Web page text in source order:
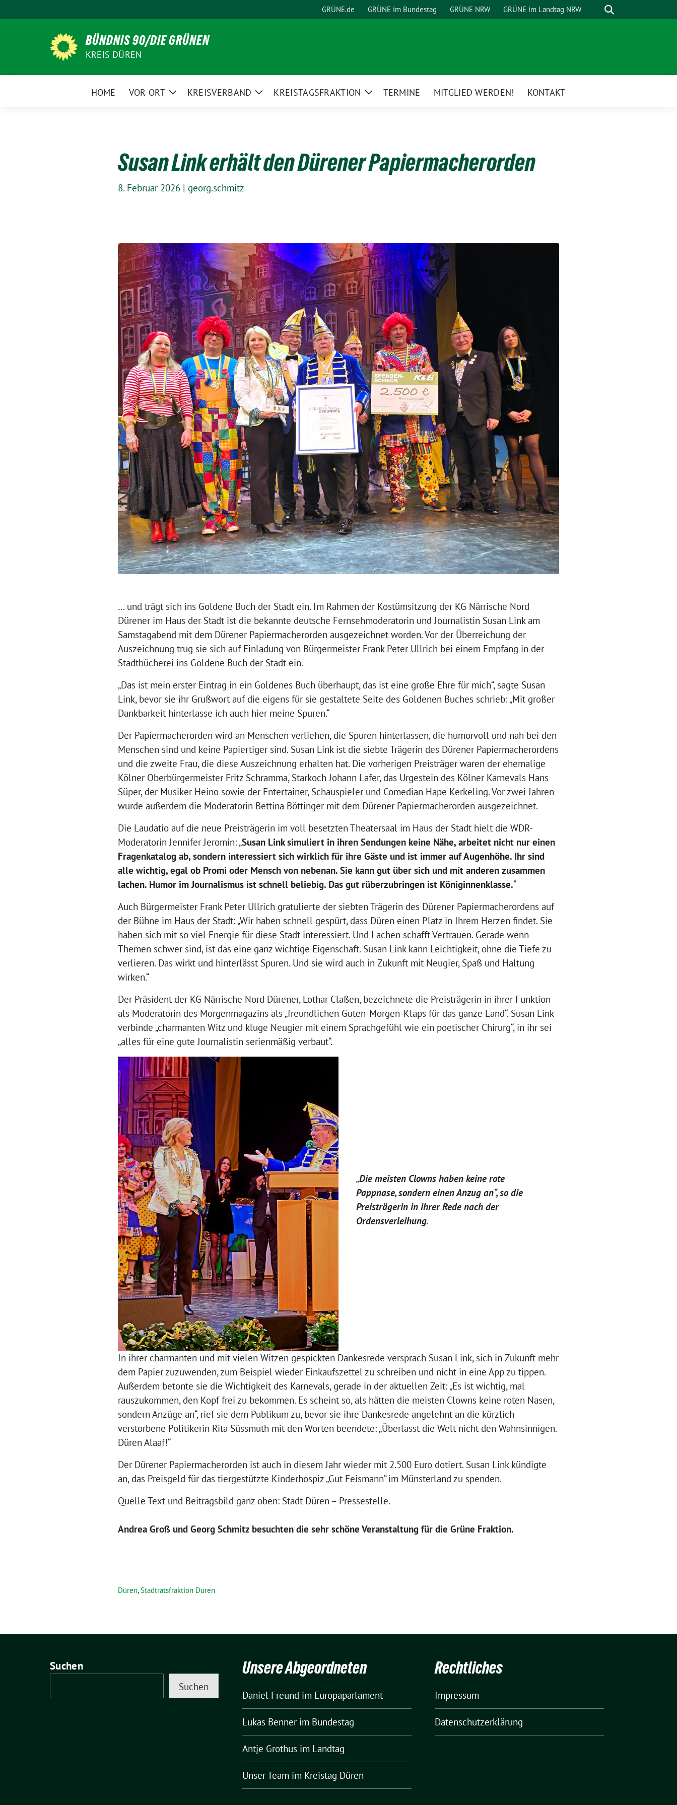
zum
GRÜNE.de GRÜNE im Bundestag GRÜNE NRW GRÜNE im Landtag NRW Suche
BÜNDNIS 90/DIE GRÜNEN
KREIS DÜREN
HOME VOR ORT
ZeigeKREISVERBAND
ZeigeKREISTAGSFRAKTION
ZeigeTERMINE MITGLIED WERDEN! KONTAKT
Susan Link erhält den Dürener Papiermacherorden
8. Februar 2026 | georg.schmitz
… und trägt sich ins Goldene Buch der Stadt ein. Im Rahmen der Kostümsitzung der KG Närrische Nord
Dürener im Haus der Stadt ist die bekannte deutsche Fernsehmoderatorin und Journalistin Susan Link am
Samstagabend mit dem Dürener Papiermacherorden ausgezeichnet worden. Vor der Überreichung der
Auszeichnung trug sie sich auf Einladung von Bürgermeister Frank Peter Ullrich bei einem Empfang in der
Stadtbücherei ins Goldene Buch der Stadt ein.
„Das ist mein erster Eintrag in ein Goldenes Buch überhaupt, das ist eine große Ehre für mich“, sagte Susan
Link, bevor sie ihr Grußwort auf die eigens für sie gestaltete Seite des Goldenen Buches schrieb: „Mit großer
Dankbarkeit hinterlasse ich auch hier meine Spuren.“
Der Papiermacherorden wird an Menschen verliehen, die Spuren hinterlassen, die humorvoll und nah bei den
Menschen sind und keine Papiertiger sind. Susan Link ist die siebte Trägerin des Dürener Papiermacherordens
und die zweite Frau, die diese Auszeichnung erhalten hat. Die vorherigen Preisträger waren der ehemalige
Kölner Oberbürgermeister Fritz Schramma, Starkoch Johann Lafer, das Urgestein des Kölner Karnevals Hans
Süper, der Musiker Heino sowie der Entertainer, Schauspieler und Comedian Hape Kerkeling. Vor zwei Jahren
wurde außerdem die Moderatorin Bettina Böttinger mit dem Dürener Papiermacherorden ausgezeichnet.
Die Laudatio auf die neue Preisträgerin im voll besetzten Theatersaal im Haus der Stadt hielt die WDR-
Moderatorin Jennifer Jeromin: „Susan Link simuliert in ihren Sendungen keine Nähe, arbeitet nicht nur einen
Fragenkatalog ab, sondern interessiert sich wirklich für ihre Gäste und ist immer auf Augenhöhe. Ihr sind
alle wichtig, egal ob Promi oder Mensch von nebenan. Sie kann gut über sich und mit anderen zusammen
lachen. Humor im Journalismus ist schnell beliebig. Das gut rüberzubringen ist Königinnenklasse.“
Auch Bürgermeister Frank Peter Ullrich gratulierte der siebten Trägerin des Dürener Papiermacherordens auf
der Bühne im Haus der Stadt: „Wir haben schnell gespürt, dass Düren einen Platz in Ihrem Herzen findet. Sie
haben sich mit so viel Energie für diese Stadt interessiert. Und Lachen schafft Vertrauen. Gerade wenn
Themen schwer sind, ist das eine ganz wichtige Eigenschaft. Susan Link kann Leichtigkeit, ohne die Tiefe zu
verlieren. Das wirkt und hinterlässt Spuren. Und sie wird auch in Zukunft mit Neugier, Spaß und Haltung
wirken.“
Der Präsident der KG Närrische Nord Dürener, Lothar Claßen, bezeichnete die Preisträgerin in ihrer Funktion
als Moderatorin des Morgenmagazins als „freundlichen Guten-Morgen-Klaps für das ganze Land“. Susan Link
verbinde „charmanten Witz und kluge Neugier mit einem Sprachgefühl wie ein poetischer Chirurg“, in ihr sei
„alles für eine gute Journalistin serienmäßig verbaut“.
„Die meisten Clowns haben keine rote
Pappnase, sondern einen Anzug an“, so die
Preisträgerin in ihrer Rede nach der
Ordensverleihung.
In ihrer charmanten und mit vielen Witzen gespickten Dankesrede versprach Susan Link, sich in Zukunft mehr
dem Papier zuzuwenden, zum Beispiel wieder Einkaufszettel zu schreiben und nicht in eine App zu tippen.
Außerdem betonte sie die Wichtigkeit des Karnevals, gerade in der aktuellen Zeit: „Es ist wichtig, mal
rauszukommen, den Kopf frei zu bekommen. Es scheint so, als hätten die meisten Clowns keine roten Nasen,
sondern Anzüge an“, rief sie dem Publikum zu, bevor sie ihre Dankesrede angelehnt an die kürzlich
verstorbene Politikerin Rita Süssmuth mit den Worten beendete: „Überlasst die Welt nicht den Wahnsinnigen.
Düren Alaaf!“
Der Dürener Papiermacherorden ist auch in diesem Jahr wieder mit 2.500 Euro dotiert. Susan Link kündigte
an, das Preisgeld für das tiergestützte Kinderhospiz „Gut Feismann“ im Münsterland zu spenden.
Quelle Text und Beitragsbild ganz oben: Stadt Düren – Pressestelle.
Andrea Groß und Georg Schmitz besuchten die sehr schöne Veranstaltung für die Grüne Fraktion.
Düren,Stadtratsfraktion Düren
Suchen
Suchen
Unsere Abgeordneten
Daniel Freund im Europaparlament
Lukas Bennerim Bundestag
Antje Grothus im Landtag
Unser Team im Kreistag Düren
Rechtliches
Impressum
Datenschutzerklärung